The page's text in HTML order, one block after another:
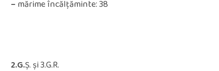
–mărime încălțăminte: 38
2.G.Ș. și 3.G.R.